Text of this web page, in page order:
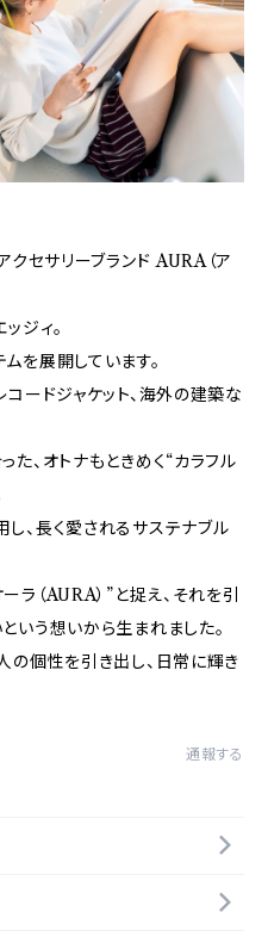
セサリーブランド AURA（ア
ジィ。
を展開しています。
ードジャケット、海外の建築な
た、オトナもときめく“カラフル
、長く愛されるサステナブル
（AURA）”と捉え、それを引
いう想いから生まれました。
の個性を引き出し、日常に輝き
通報する